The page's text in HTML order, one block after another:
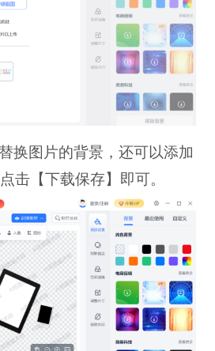
图片的背景，还可以添加
击【下载保存】即可。